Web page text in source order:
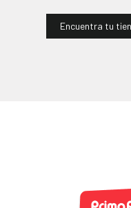
Encuentra tu